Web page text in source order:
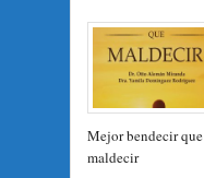
Mejor bendecir que
maldecir